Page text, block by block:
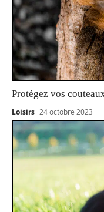
Protégez vos
Loisirs 24 octobre 2023